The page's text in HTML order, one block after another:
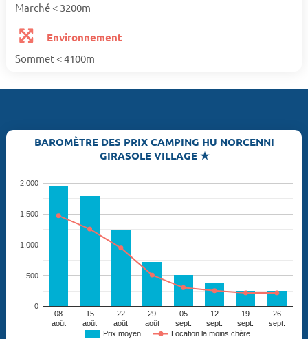
Marché < 3200m
Environnement
Sommet < 4100m
BAROMÈTRE DES PRIX CAMPING HU NORCENNI
GIRASOLE VILLAGE ★
Prix moyen Location la moins chère
08
août
15
août
22
août
29
août
05
sept.
12
sept.
19
sept.
26
sept.
0
500
1,000
1,500
2,000